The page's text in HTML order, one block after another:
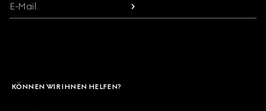
E-Mail
KÖNNEN WIR IHNEN HELFEN?